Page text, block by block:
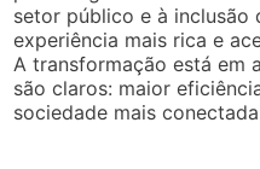
setor público e à inclusão
experiência mais rica e
A transformação está em
são claros: maior
sociedade mais